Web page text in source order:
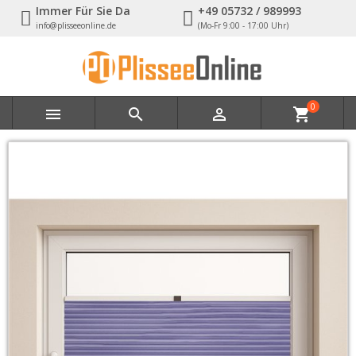
Immer Für Sie Da
info@plisseeonline.de
+49 05732 / 989993
(Mo-Fr 9:00 - 17:00 Uhr)
   shopping_cart0